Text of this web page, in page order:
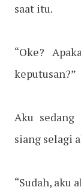
saat itu.
“Oke?
keputusan?”
Aku sedang
siang selagi
“Sudah, aku